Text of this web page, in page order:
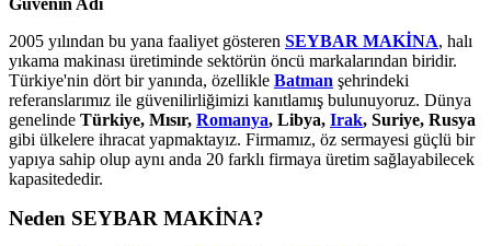
2005 yılından bu yana faaliyet gösteren SEYBAR MAKİNA, halı
yıkama makinası üretiminde sektörün öncü markalarından biridir.
Türkiye'nin dört bir yanında, özellikle Batman şehrindeki
referanslarımız ile güvenilirliğimizi kanıtlamış bulunuyoruz. Dünya
genelinde Türkiye, Mısır, Romanya, Libya, Irak, Suriye, Rusya
gibi ülkelere ihracat yapmaktayız. Firmamız, öz sermayesi güçlü bir
yapıya sahip olup aynı anda 20 farklı firmaya üretim sağlayabilecek
kapasitededir.
Neden SEYBAR MAKİNA?